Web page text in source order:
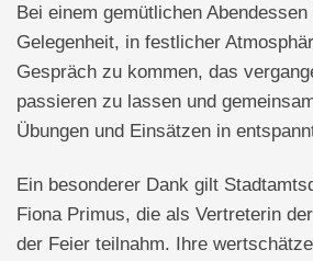
Bei einem gemütlichen
Gelegenheit, in festlicher
Gespräch zu kommen, das
passieren zu lassen und
Übungen und Einsätzen in
Ein besonderer Dank gilt
Fiona Primus, die als Vertreterin
der Feier teilnahm. Ihre